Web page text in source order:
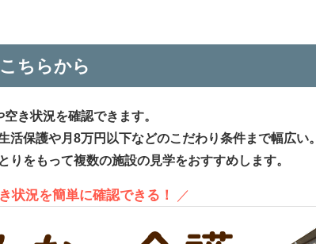
ちらから
き状況を確認できます。
保護や月8万円以下などのこだわり条件まで幅広い。
をもって複数の施設の見学をおすすめします。
状況を簡単に確認できる！ ／